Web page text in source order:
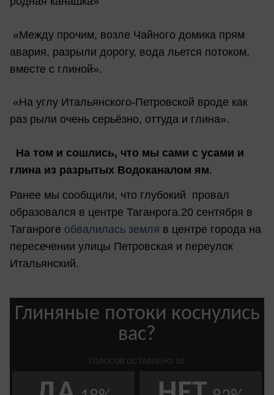
«Между прочим, возле Чайного домика прям
авария, разрыли дорогу, вода льется потоком,
вместе с глиной».
«На углу Итальянского-Петровской вроде как
раз рыли очень серьёзно, оттуда и глина».
На том и сошлись, что мы сами с усами и
глина из разрытых Водоканалом ям.
Ранее мы сообщили, что глубокий провал
образовался в центре Таганрога.20 сентября в
Таганроге обвалилась земля в центре города на
пересечении улицы Петровская и переулок
Итальянский.